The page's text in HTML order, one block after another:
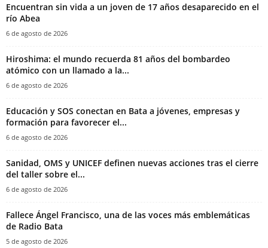
Encuentran sin vida a un joven de 17 años desaparecido en el
río Abea
6 de agosto de 2026
Hiroshima: el mundo recuerda 81 años del bombardeo
atómico con un llamado a la...
6 de agosto de 2026
Educación y SOS conectan en Bata a jóvenes, empresas y
formación para favorecer el...
6 de agosto de 2026
Sanidad, OMS y UNICEF definen nuevas acciones tras el cierre
del taller sobre el...
6 de agosto de 2026
Fallece Ángel Francisco, una de las voces más emblemáticas
de Radio Bata
5 de agosto de 2026